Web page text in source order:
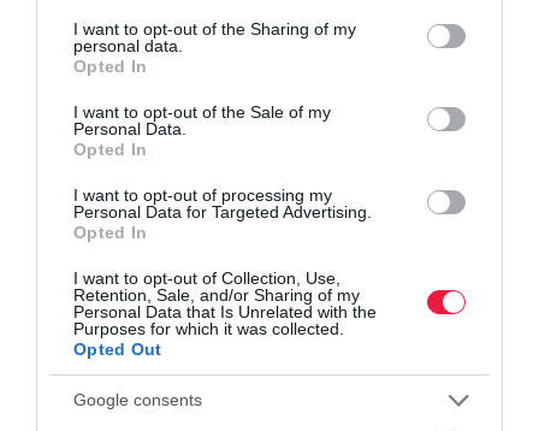
not limited to your visit or usage behaviour. You may click to
grant or deny consent to Google and its third-party tags to
use your data for below specified purposes in below Google
consent section.
I want to opt-out of the Sharing of my
personal data.
Opted In
I want to opt-out of the Sale of my
Personal Data.
Opted In
I want to opt-out of processing my
Personal Data for Targeted Advertising.
Opted In
I want to opt-out of Collection, Use,
Retention, Sale, and/or Sharing of my
Personal Data that Is Unrelated with the
Purposes for which it was collected.
Opted Out
Google consents
trendek